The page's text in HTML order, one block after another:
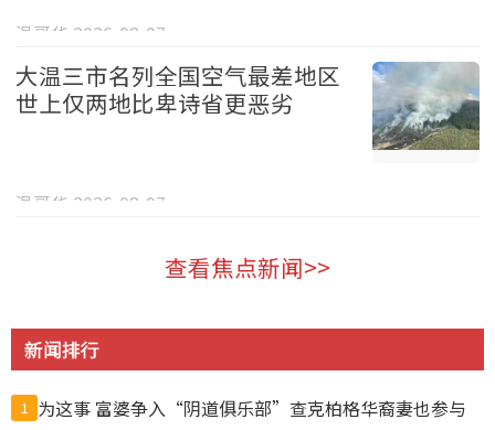
温哥华 2026-08-07
大温三市名列全国空气最差地区
世上仅两地比卑诗省更恶劣
温哥华 2026-08-07
查看焦点新闻>>
新闻排行
1 为这事 富婆争入“阴道俱乐部”查克柏格华裔妻也参与